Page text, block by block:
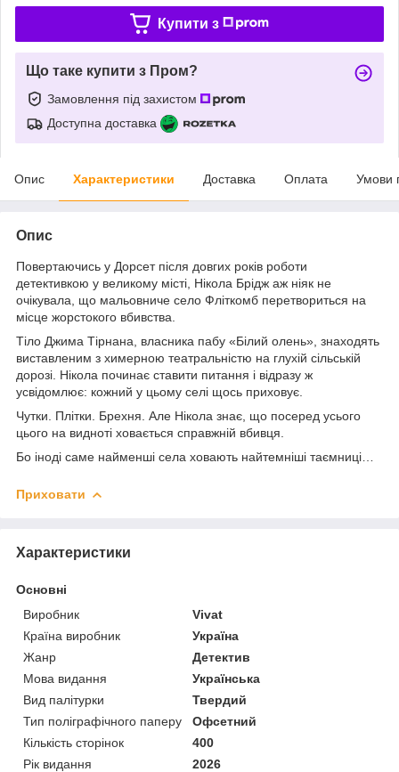
Купити з
Що таке купити з Пром?
Замовлення під захистом
Доступна доставка
Опис Характеристики Доставка Оплата Умови
Опис
Повертаючись у Дорсет після довгих років роботи
детективкою у великому місті, Нікола Брідж аж ніяк не
очікувала, що мальовниче село Фліткомб перетвориться на
місце жорстокого вбивства.
Тіло Джима Тірнана, власника пабу «Білий олень», знаходять
виставленим з химерною театральністю на глухій сільській
дорозі. Нікола починає ставити питання і відразу ж
усвідомлює: кожний у цьому селі щось приховує.
Чутки. Плітки. Брехня. Але Нікола знає, що посеред усього
цього на видноті ховається справжній вбивця.
Бо іноді саме найменші села ховають найтемніші таємниці…
Приховати
Характеристики
Основні
Виробник
Vivat
Країна виробник
Україна
Жанр
Детектив
Мова видання
Українська
Вид палітурки
Твердий
Тип поліграфічного паперу
Офсетний
Кількість сторінок
400
Рік видання
2026